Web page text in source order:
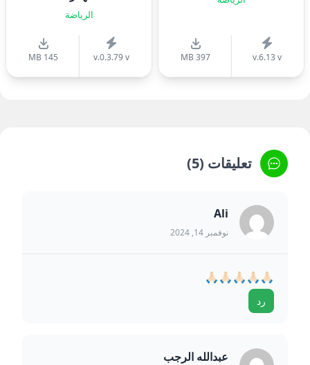
v.6.13 v
397 MB
الرياضة
v.0.3.79 v
145 MB
تعليقات (5)
Ali
نوفمبر 14, 2024
🙏🏻🙏🏻🙏🏻🙏🏻🙏🏻
رد
عبدالله الرجب